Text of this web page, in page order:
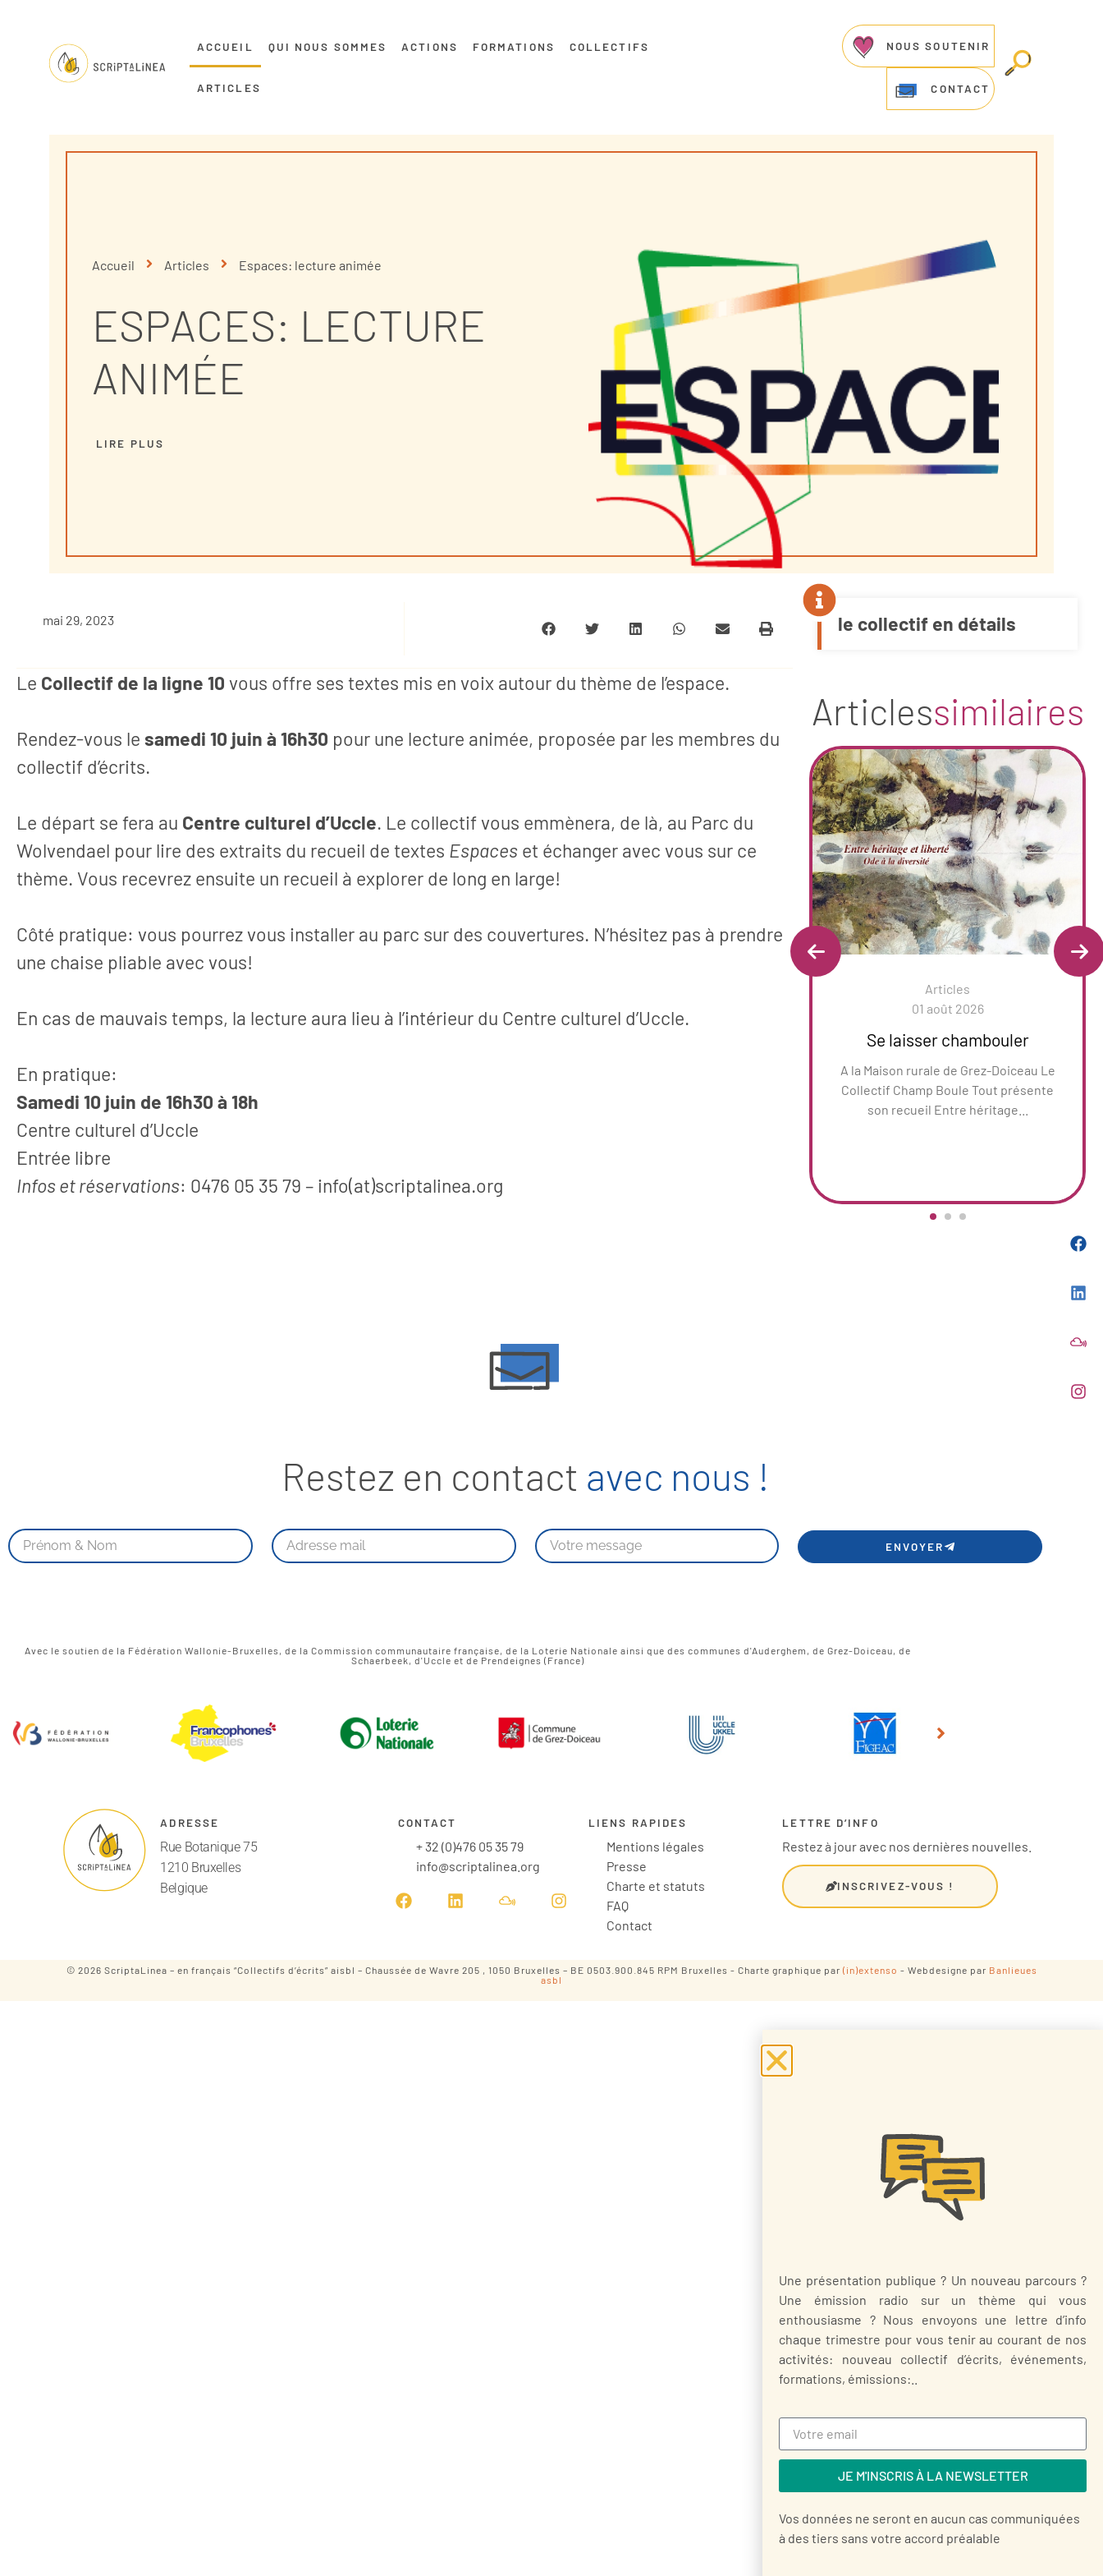
ACCUEIL QUI NOUS SOMMES ACTIONS FORMATIONS COLLECTIFS
ARTICLES
NOUS SOUTENIR
CONTACT
Accueil Articles Espaces: lecture animée
ESPACES: LECTURE
ANIMÉE
LIRE PLUS
mai 29, 2023
Le Collectif de la ligne 10 vous offre ses textes mis en voix autour du thème de l’espace.
Rendez-vous le samedi 10 juin à 16h30 pour une lecture animée, proposée par les membres du
collectif d’écrits.
Le départ se fera au Centre culturel d’Uccle. Le collectif vous emmènera, de là, au Parc du
Wolvendael pour lire des extraits du recueil de textes Espaces et échanger avec vous sur ce
thème. Vous recevrez ensuite un recueil à explorer de long en large!
Côté pratique: vous pourrez vous installer au parc sur des couvertures. N’hésitez pas à prendre
une chaise pliable avec vous!
En cas de mauvais temps, la lecture aura lieu à l’intérieur du Centre culturel d’Uccle.
En pratique:
Samedi 10 juin de 16h30 à 18h
Centre culturel d’Uccle
Entrée libre
Infos et réservations: 0476 05 35 79 – info(at)scriptalinea.org
le collectif en détails
Articlessimilaires
30 juillet 2026
18 juin 2026
Articles
01 août 2026
Se laisser chambouler
A la Maison rurale de Grez-Doiceau Le
Collectif Champ Boule Tout présente
son recueil Entre héritage...
Restez en contact avec nous !
ENVOYER
Avec le soutien de la Fédération Wallonie-Bruxelles, de la Commission communautaire française, de la Loterie Nationale ainsi que des communes d'Auderghem, de Grez-Doiceau, de
Schaerbeek, d'Uccle et de Prendeignes (France)
ADRESSE
Rue Botanique 75
1210 Bruxelles
Belgique
CONTACT
+ 32 (0)476 05 35 79
info@scriptalinea.org
LIENS RAPIDES
Mentions légales
Presse
Charte et statuts
FAQ
Contact
LETTRE D’INFO
Restez à jour avec nos dernières nouvelles.
INSCRIVEZ-VOUS !
© 2026 ScriptaLinea – en français “Collectifs d’écrits” aisbl – Chaussée de Wavre 205 , 1050 Bruxelles – BE 0503.900.845 RPM Bruxelles - Charte graphique par (in)extenso - Webdesigne par Banlieues
asbl
Une présentation publique ? Un nouveau parcours ?
Une émission radio sur un thème qui vous
enthousiasme ? Nous envoyons une lettre d’info
chaque trimestre pour vous tenir au courant de nos
activités: nouveau collectif d’écrits, événements,
formations, émissions:..
JE M'INSCRIS À LA NEWSLETTER
Vos données ne seront en aucun cas communiquées
à des tiers sans votre accord préalable